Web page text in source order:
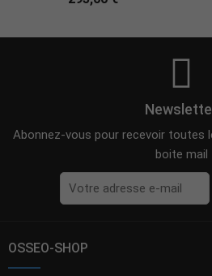
Abonnez-vous pour recevoir toutes
boite mail
OSSEO-SHOP